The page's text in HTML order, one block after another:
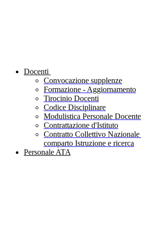
Docenti
Convocazione supplenze
Formazione - Aggiornamento
Tirocinio Docenti
Codice Disciplinare
Modulistica Personale Docente
Contrattazione d'Istituto
Contratto Collettivo
comparto Istruzione e ricerca
Personale ATA